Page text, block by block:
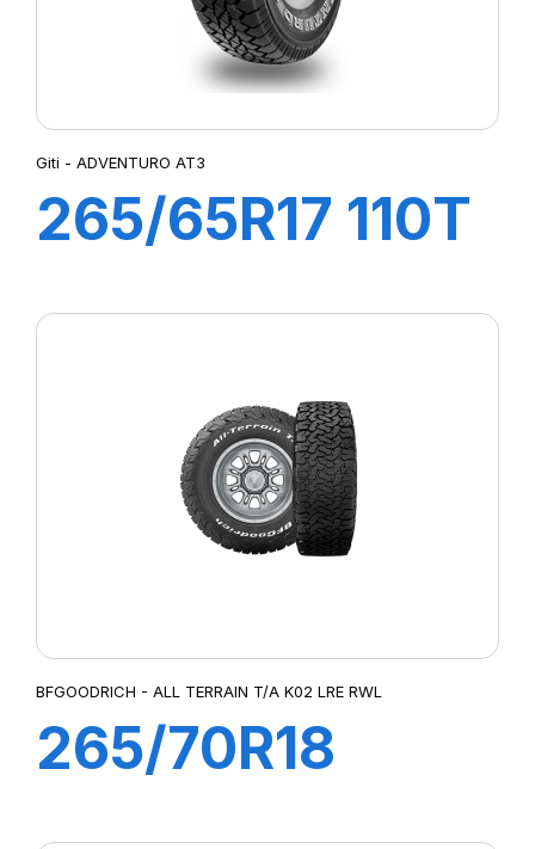
Giti - ADVENTURO AT3
265/65R17 110T
BFGOODRICH - ALL TERRAIN T/A K02 LRE RWL
265/70R18